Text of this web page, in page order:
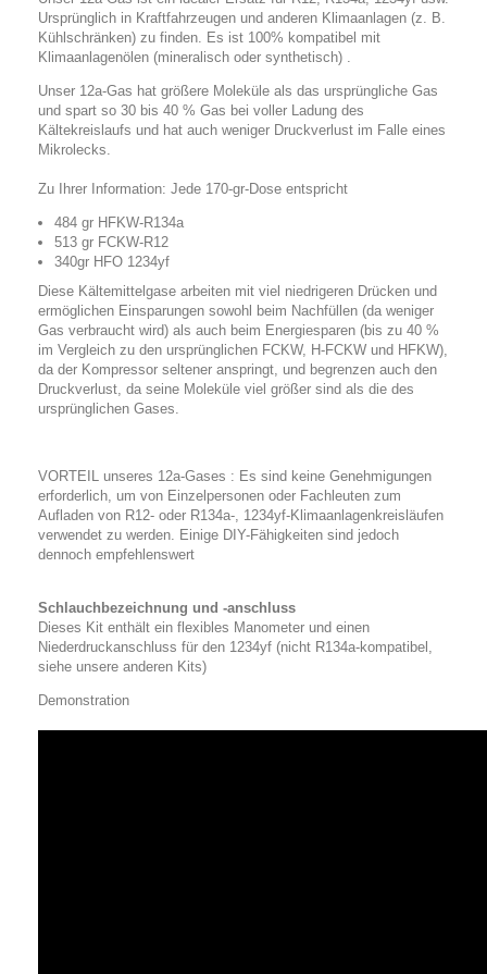
Ursprünglich in Kraftfahrzeugen und anderen Klimaanlagen (z. B.
Kühlschränken) zu finden. Es ist 100% kompatibel mit
Klimaanlagenölen (mineralisch oder synthetisch) .
Unser 12a-Gas hat größere Moleküle als das ursprüngliche Gas
und spart so 30 bis 40 % Gas bei voller Ladung des
Kältekreislaufs und hat auch weniger Druckverlust im Falle eines
Mikrolecks.
Zu Ihrer Information: Jede 170-gr-Dose entspricht
484 gr HFKW-R134a
513 gr FCKW-R12
340gr HFO 1234yf
Diese Kältemittelgase arbeiten mit viel niedrigeren Drücken und
ermöglichen Einsparungen sowohl beim Nachfüllen (da weniger
Gas verbraucht wird) als auch beim Energiesparen (bis zu 40 %
im Vergleich zu den ursprünglichen FCKW, H-FCKW und HFKW),
da der Kompressor seltener anspringt, und begrenzen auch den
Druckverlust, da seine Moleküle viel größer sind als die des
ursprünglichen Gases.
VORTEIL unseres 12a-Gases : Es sind keine Genehmigungen
erforderlich, um von Einzelpersonen oder Fachleuten zum
Aufladen von R12- oder R134a-, 1234yf-Klimaanlagenkreisläufen
verwendet zu werden. Einige DIY-Fähigkeiten sind jedoch
dennoch empfehlenswert
Schlauchbezeichnung und -anschluss
Dieses Kit enthält ein flexibles Manometer und einen
Niederdruckanschluss für den 1234yf (nicht R134a-kompatibel,
siehe unsere anderen Kits)
Demonstration